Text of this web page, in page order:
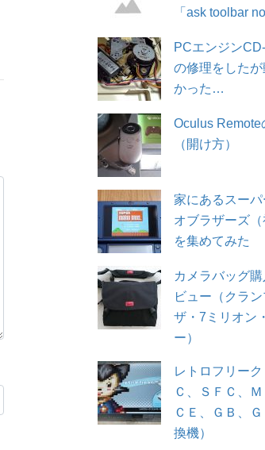
「ask toolbar
PCエンジン
の修理をしたが
かった…
Oculus Remote
（開け方）
家にあるスーパ
オブラザーズ（
を集めてみた
カメラバッグ購
ビュー（クラ
ザ・7ミリオン
ー）
レトロフリーク
Ｃ、ＳＦＣ、Ｍ
ＣＥ、ＧＢ、
換機）